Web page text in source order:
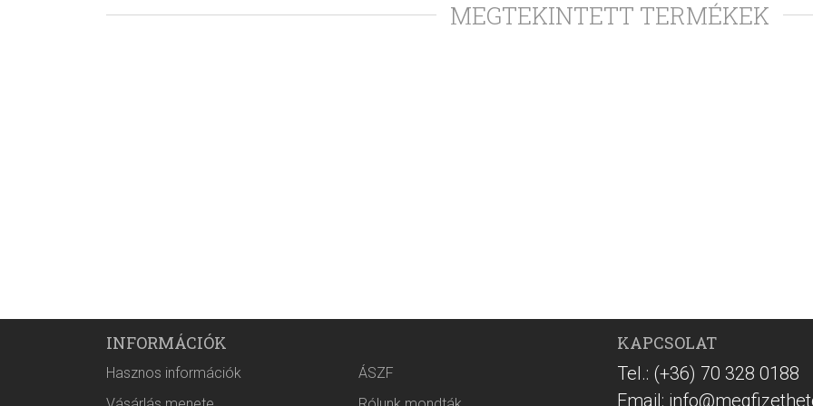
MEGTEKINTETT TERMÉKEK
INFORMÁCIÓK
Hasznos információk
ÁSZF
KAPCSOLAT
Tel.: (+36) 70 328 0188
Email: